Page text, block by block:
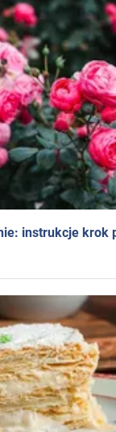
instrukcje krok